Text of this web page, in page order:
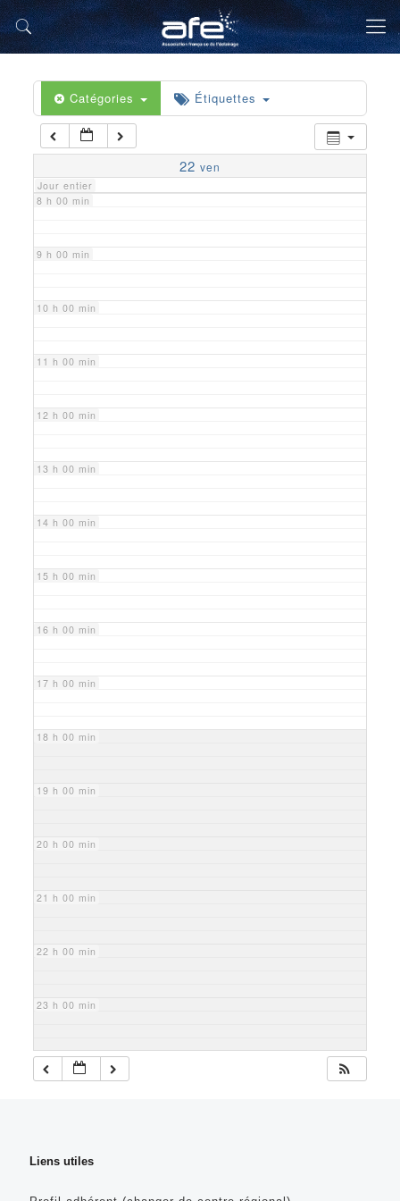
Catégories Étiquettes
22 ven
Jour entier
5 h 00 min
6 h 00 min
7 h 00 min
8 h 00 min
9 h 00 min
10 h 00 min
11 h 00 min
12 h 00 min
13 h 00 min
14 h 00 min
15 h 00 min
16 h 00 min
17 h 00 min
18 h 00 min
19 h 00 min
20 h 00 min
21 h 00 min
22 h 00 min
23 h 00 min
Liens utiles